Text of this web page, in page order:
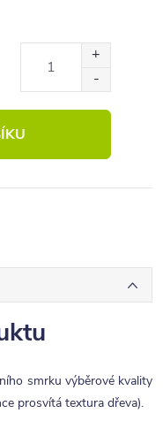
smrku výběrové kvality
prosvítá textura dřeva).